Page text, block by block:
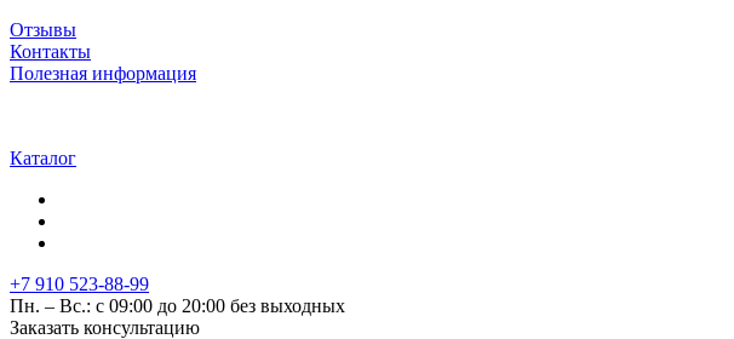
Отзывы
Контакты
Полезная информация
Каталог
+7 910 523-88-99
Пн. – Вс.: с 09:00 до 20:00 без выходных
Заказать консультацию